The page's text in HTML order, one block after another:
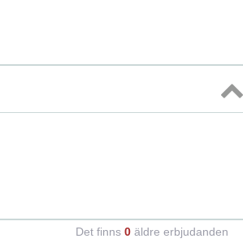
Topp
Det finns 0 äldre erbjudanden